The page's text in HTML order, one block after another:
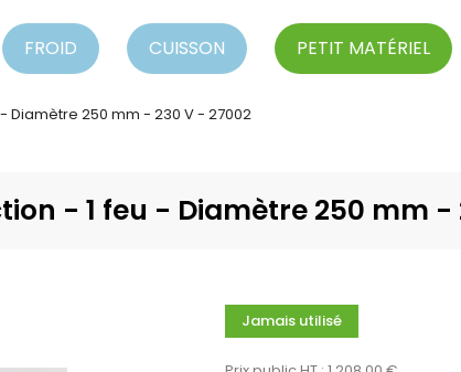
FROID CUISSON PETIT MATÉRIEL
Diamètre 250 mm - 230 V - 27002
- 1 feu - Diamètre 250 mm -
Jamais utilisé